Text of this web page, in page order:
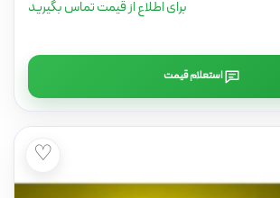
برای اطلاع از قیمت تماس بگیرید
استعلام قیمت
♡